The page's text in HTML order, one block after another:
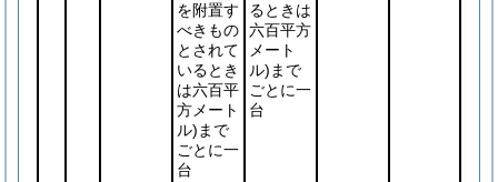
を附置す
べきもの
とされて
いるとき
は六百平
方メート
ル) まで
ごとに一
台
るときは
六百平方
メート
ル) まで
ごとに一
台